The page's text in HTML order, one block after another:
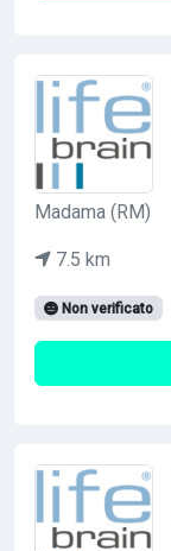
Madama (RM)
7.5 km
Non verificato